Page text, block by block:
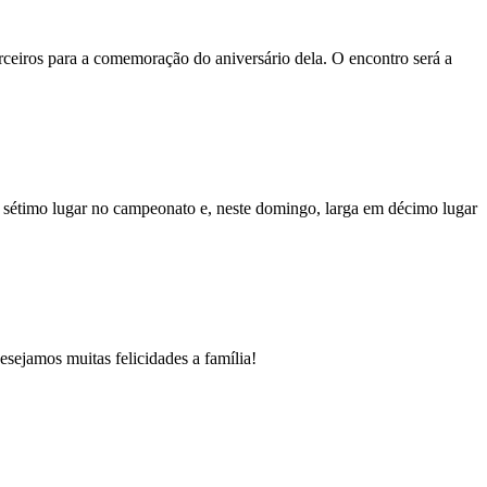
para a comemoração do aniversário dela. O encontro será a
lugar no campeonato e, neste domingo, larga em décimo lugar
muitas felicidades a família!